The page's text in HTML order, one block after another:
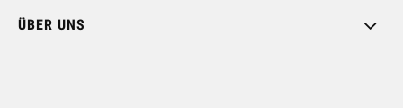
ÜBER UNS